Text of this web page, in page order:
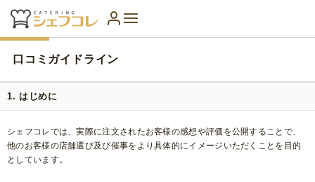
口コミガイドライン
1. はじめに
シェフコレでは、実際に注文されたお客様の感想や評価を公開することで、
他のお客様の店舗選び及び催事をより具体的にイメージいただくことを目的
としています。